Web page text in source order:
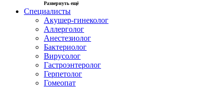
Развернуть ещё
Специалисты
Акушер-гинеколог
Аллерголог
Анестезиолог
Бактериолог
Вирусолог
Гастроэнтеролог
Герпетолог
Гомеопат